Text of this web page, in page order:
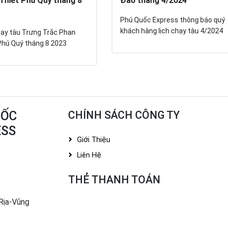
tàu Trưng Trắc Phan
Quý tháng 8 2023
Phú Quốc Express thông báo quý
khách hàng lịch chạy tàu 4/2024
Vũng
CHÍNH SÁCH CÔNG TY
Giới Thiệu
Liên Hệ
THẺ THANH TOÁN